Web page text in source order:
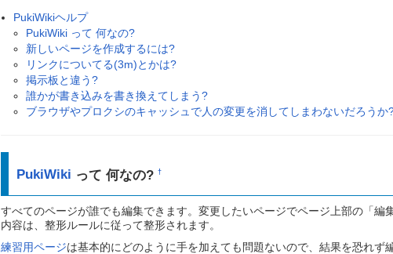
PukiWikiヘルプ
PukiWiki って 何なの?
新しいページを作成するには?
リンクについてる(3m)とかは?
掲示板と違う?
誰かが書き込みを書き換えてしまう?
ブラウザやプロクシのキャッシュで人の変更を消してしまわないだろうか
PukiWiki って 何なの?†
すべてのページが誰でも編集できます。変更したいページでページ上部の「
内容は、整形ルールに従って整形されます。
練習用ページは基本的にどのように手を加えても問題ないので、結果を恐れず